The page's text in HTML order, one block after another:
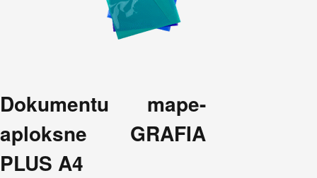
Dokumentu mape-
aploksne GRAFIA
PLUS A4